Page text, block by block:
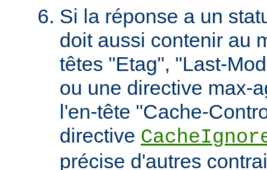
Si la réponse a un
doit aussi contenir au
têtes "Etag", "Last-
ou une directive max-
l'en-tête "Cache-
directive
précise d'autres